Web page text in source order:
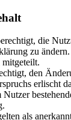
die
zu
den
erlischt
als